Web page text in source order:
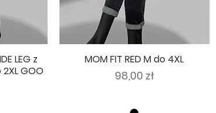
LEG z
GOO
MOM FIT RED M do 4XL
Cena
98,00 zł